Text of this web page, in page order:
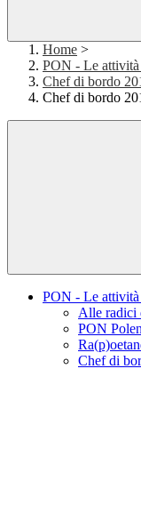
Home >
PON - Le
Chef di bordo
Chef di bordo
PON - Le
Alle radici
PON
Chef di